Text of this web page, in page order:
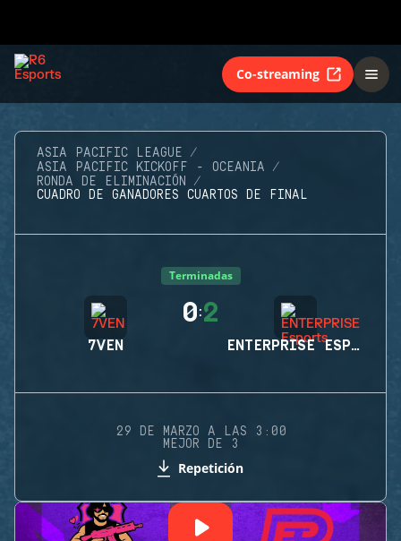
Co-streaming
ASIA PACIFIC LEAGUE
ASIA PACIFIC KICKOFF - OCEANIA
RONDA DE ELIMINACIÓN
CUADRO DE GANADORES CUARTOS DE FINAL
Terminadas
7VEN
0:2
ENTERPRISE ESPORTS
29 DE MARZO A LAS 3:00
MEJOR DE 3
Repetición